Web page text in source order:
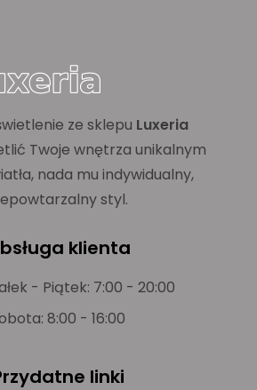
ze sklepu Luxeria
Twoje wnętrza unikalnym
nada mu indywidualny,
styl.
klienta
- Piątek: 7:00 - 20:00
8:00 - 16:00
linki